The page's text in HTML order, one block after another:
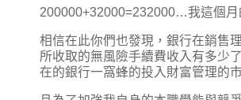
200000+32000=232000…我這個月
相信在此你們也發現，銀行在銷售
所收取的無風險手續費收入有多少
在的銀行一窩蜂的投入財富管理的